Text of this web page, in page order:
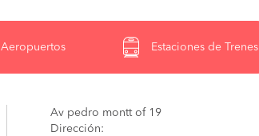
Aeropuertos Estaciones de Trenes
Av pedro montt of 19
Dirección: